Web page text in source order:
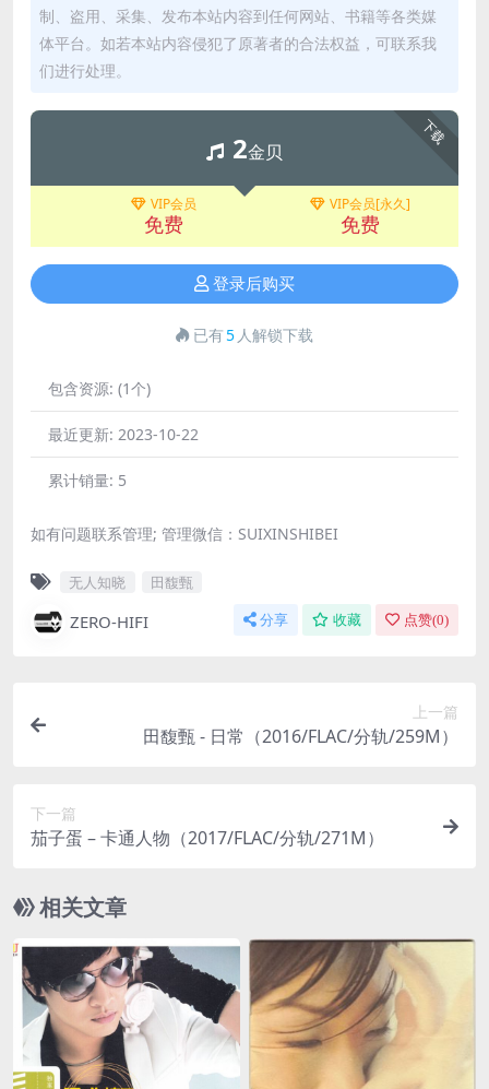
制、盗用、采集、发布本站内容到任何网站、书籍等各类媒
体平台。如若本站内容侵犯了原著者的合法权益，可联系我
们进行处理。
下载
2金贝
VIP会员
免费
VIP会员[永久]
免费
登录后购买
已有5 人解锁下载
包含资源: (1个)
最近更新: 2023-10-22
累计销量: 5
如有问题联系管理; 管理微信：SUIXINSHIBEI
无人知晓 田馥甄
ZERO-HIFI 分享 收藏 点赞(0)
上一篇
田馥甄 - 日常（2016/FLAC/分轨/259M）
下一篇
茄子蛋 – 卡通人物（2017/FLAC/分轨/271M）
相关文章